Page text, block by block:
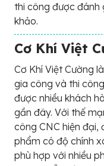
thi công được
khảo.
Cơ Khí Việt
Cơ Khí Việt Cường
gia công và thi
được nhiều khách
gần đây. Với thế
công CNC hiện đại,
phẩm có độ chính
phù hợp với nhiều